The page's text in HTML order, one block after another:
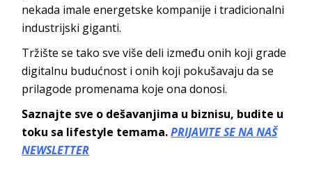
nekada imale energetske kompanije i tradicionalni
industrijski giganti.
Tržište se tako sve više deli između onih koji grade
digitalnu budućnost i onih koji pokušavaju da se
prilagode promenama koje ona donosi.
Saznajte sve o dešavanjima u biznisu, budite u
toku sa lifestyle temama.PRIJAVITE SE NA NAŠ
NEWSLETTER